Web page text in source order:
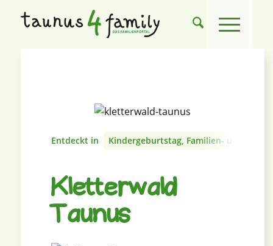
Entdeckt in Kindergeburtstag, Familien- und
Kletterwald
Taunus